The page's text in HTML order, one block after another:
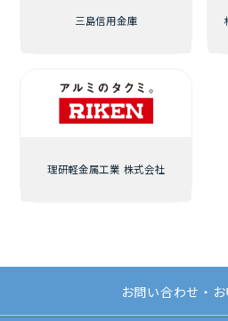
三島信用金庫
理研軽金属工業 株式会社
お問い合わせ・